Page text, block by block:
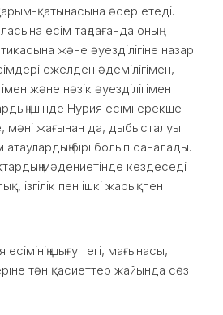
қатынасына әсер етеді.
есім таңдағанда оның
және әуезділігіне назар
ежелден әдемілігімен,
және нәзік әуезділігімен
ішінде Нурия есімі ерекше
мәні жағынан да, дыбысталуы
бірі болып саналады.
мәдениетінде кездеседі
ізгілік пен ішкі жарықпен
шығу тегі, мағынасы,
тән қасиеттер жайында сөз